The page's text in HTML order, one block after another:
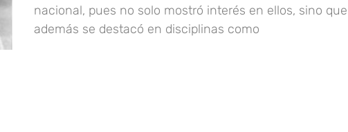
nacional, pues no solo mostró interés en ellos, sino que
además se destacó en disciplinas como